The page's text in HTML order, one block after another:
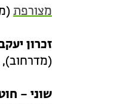
מצורפת
זכרון
(מדרחוב),
שוני –